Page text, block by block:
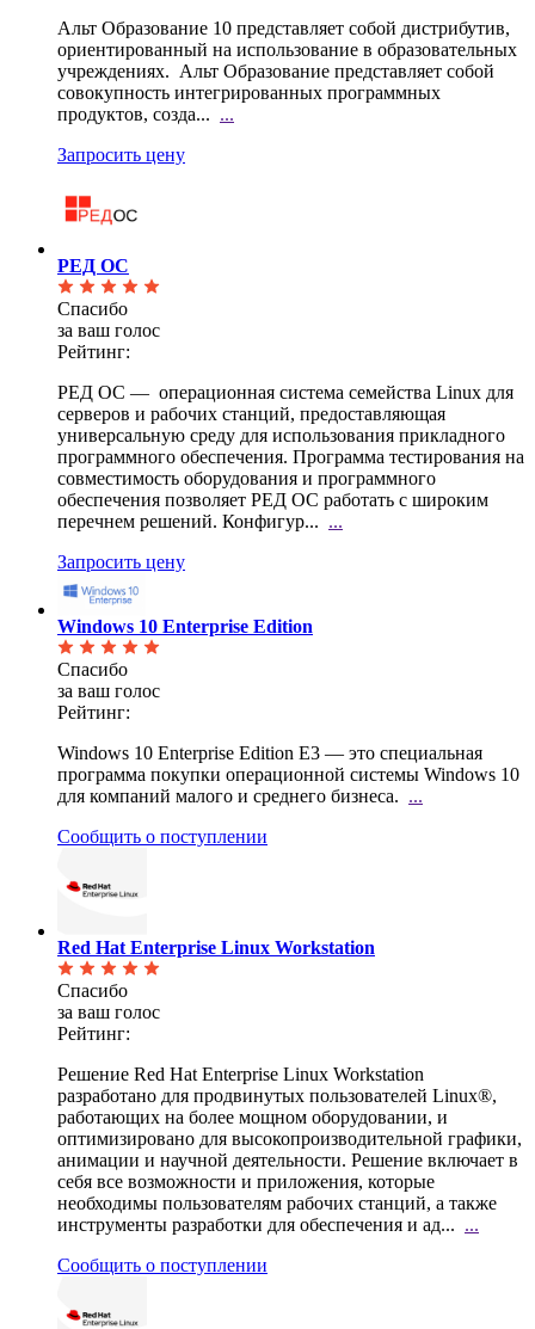
Альт Образование 10 представляет собой дистрибутив,
ориентированный на использование в образовательных
учреждениях. Альт Образование представляет собой
совокупность интегрированных программных
продуктов, созда... ...
Запросить цену
РЕД ОС
Спасибо
за ваш голос
Рейтинг:
РЕД ОС — операционная система семейства Linux для
серверов и рабочих станций, предоставляющая
универсальную среду для использования прикладного
программного обеспечения. Программа тестирования на
совместимость оборудования и программного
обеспечения позволяет РЕД ОС работать с широким
перечнем решений. Конфигур... ...
Запросить цену
Windows 10 Enterprise Edition
Спасибо
за ваш голос
Рейтинг:
Windows 10 Enterprise Edition E3 — это специальная
программа покупки операционной системы Windows 10
для компаний малого и среднего бизнеса. ...
Сообщить о поступлении
Red Hat Enterprise Linux Workstation
Спасибо
за ваш голос
Рейтинг:
Решение Red Hat Enterprise Linux Workstation
разработано для продвинутых пользователей Linux®,
работающих на более мощном оборудовании, и
оптимизировано для высокопроизводительной графики,
анимации и научной деятельности. Решение включает в
себя все возможности и приложения, которые
необходимы пользователям рабочих станций, а также
инструменты разработки для обеспечения и ад... ...
Сообщить о поступлении